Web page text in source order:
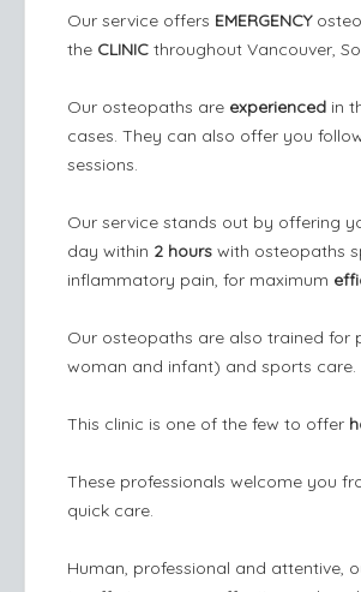
Our service offers EMERGENCY
the CLINIC throughout Vancouver,
Our osteopaths are experienced in
cases. They can also offer you
sessions.
Our service stands out by offering
day within 2 hours with osteopaths
inflammatory pain, for maximum
Our osteopaths are also trained for
woman and infant) and sports care.
This clinic is one of the few to offer
These professionals welcome you
quick care.
Human, professional and attentive,